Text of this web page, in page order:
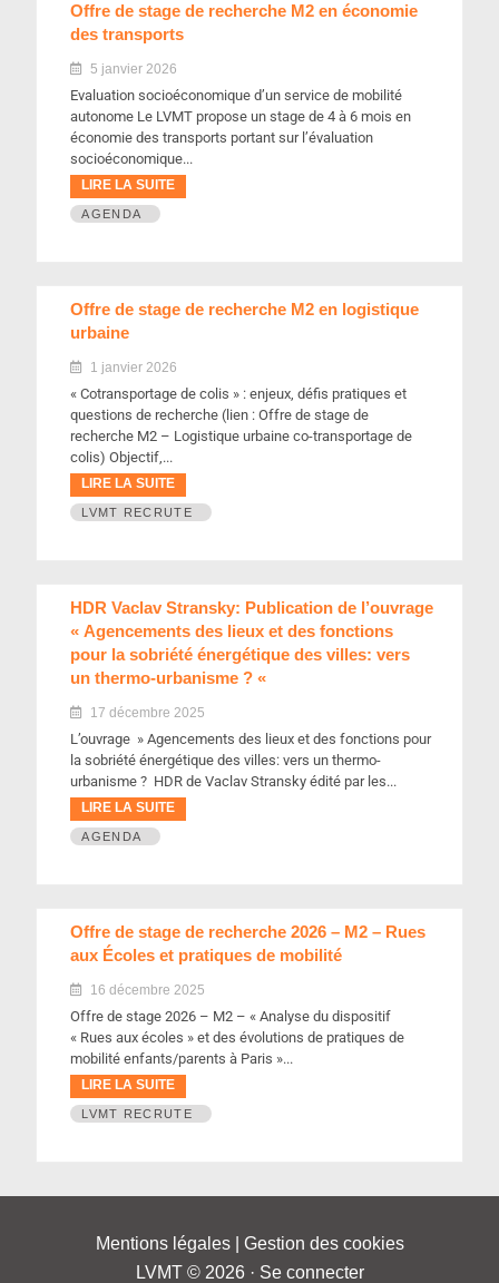
Offre de stage de recherche M2 en économie
des transports
5 janvier 2026
Evaluation socioéconomique d’un service de mobilité
autonome Le LVMT propose un stage de 4 à 6 mois en
économie des transports portant sur l’évaluation
socioéconomique...
LIRE LA SUITE
AGENDA
Offre de stage de recherche M2 en logistique
urbaine
1 janvier 2026
« Cotransportage de colis » : enjeux, défis pratiques et
questions de recherche (lien : Offre de stage de
recherche M2 – Logistique urbaine co-transportage de
colis) Objectif,...
LIRE LA SUITE
LVMT RECRUTE
HDR Vaclav Stransky: Publication de l’ouvrage
« Agencements des lieux et des fonctions
pour la sobriété énergétique des villes: vers
un thermo-urbanisme ? «
17 décembre 2025
L’ouvrage » Agencements des lieux et des fonctions pour
la sobriété énergétique des villes: vers un thermo-
urbanisme ? HDR de Vaclav Stransky édité par les...
LIRE LA SUITE
AGENDA
Offre de stage de recherche 2026 – M2 – Rues
aux Écoles et pratiques de mobilité
16 décembre 2025
Offre de stage 2026 – M2 – « Analyse du dispositif
« Rues aux écoles » et des évolutions de pratiques de
mobilité enfants/parents à Paris »...
LIRE LA SUITE
LVMT RECRUTE
Mentions légales| Gestion des cookies
LVMT © 2026 · Se connecter